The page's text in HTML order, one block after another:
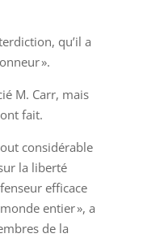
qu’il a
».
M. Carr, mais
fait.
considérable
la liberté
efficace
entier », a
de la